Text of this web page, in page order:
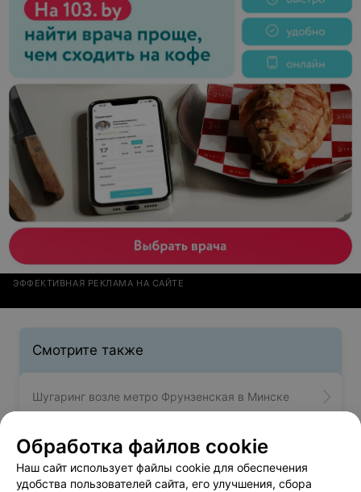
ЭФФЕКТИВНАЯ РЕКЛАМА НА САЙТЕ
Смотрите также
Шугаринг возле метро Фрунзенская в Минске
Коррекция бровей возле метро Фрунзенская в
Минске
Обработка файлов cookie
Наш сайт использует файлы cookie для обеспечения
удобства пользователей сайта, его улучшения, сбора